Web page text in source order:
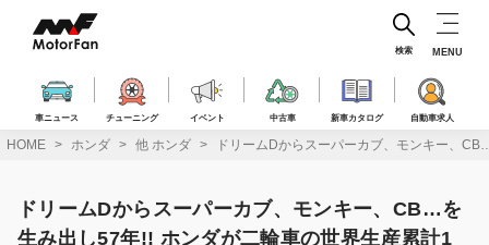
ス
車ニュース チューニング イベント 中古車 新車カタログ 自動車求人
検索 MENU
HOME ホンダ 他 ホンダ ドリームDからスーパーカブ、モンキー、
ドリームDからスーパーカブ、モンキー、CB…を
生み出し57年!! ホンダが二輪車の世界生産累計1